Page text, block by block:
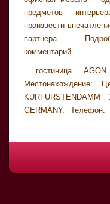
предметов
произвести
партнера.
комментарий
гостиница
Местонахождение:
GERMANY, Телефон: